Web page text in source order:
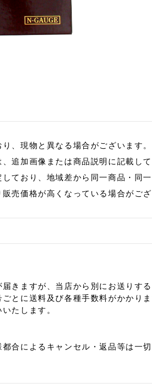
、現物と異なる場合がございます。
追加画像または商品説明に記載して
ており、地域差から同一商品・同
売価格が高くなっている場合がご
きますが、当店から別にお送りす
ごとに送料及び各種手数料がかかり
たします。
合によるキャンセル・返品等は一